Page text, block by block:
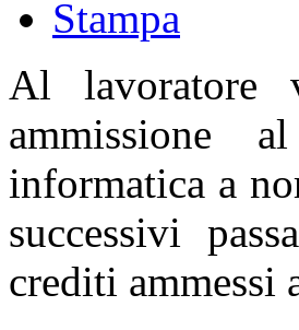
Al lavoratore
ammissione
informatica a
successivi
crediti ammessi